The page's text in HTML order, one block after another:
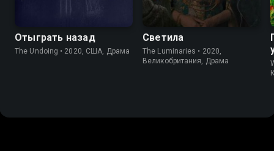
Отыграть назад
The Undoing • 2020, США, Драма
7.0 6.4
Светила
The Luminaries • 2020,
Великобритания, Драма